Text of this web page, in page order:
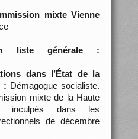
mixte Vienne
liste générale :
dans l’État de la
: Démagogue socialiste.
mixte de la Haute
inculpés dans les
de décembre